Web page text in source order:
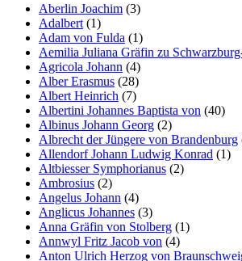
Aberlin Joachim (3)
Adalbert (1)
Adam von Fulda (1)
Aemilia Juliana Gräfin zu
Agricola Johann (4)
Alber Erasmus (28)
Albert Heinrich (7)
Albertini Johannes Baptista von (40)
Albinus Johann Georg (2)
Albrecht der Jüngere von Brandenburg
Allendorf Johann Ludwig Konrad (1)
Altbiesser Symphorianus (2)
Ambrosius (2)
Angelus Johann (4)
Anglicus Johannes (3)
Anna Gräfin von Stolberg (1)
Annwyl Fritz Jacob von (4)
Anton Ulrich Herzog von